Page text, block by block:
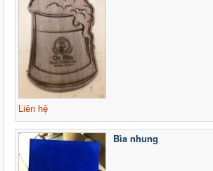
Liên hệ
Bìa nhung